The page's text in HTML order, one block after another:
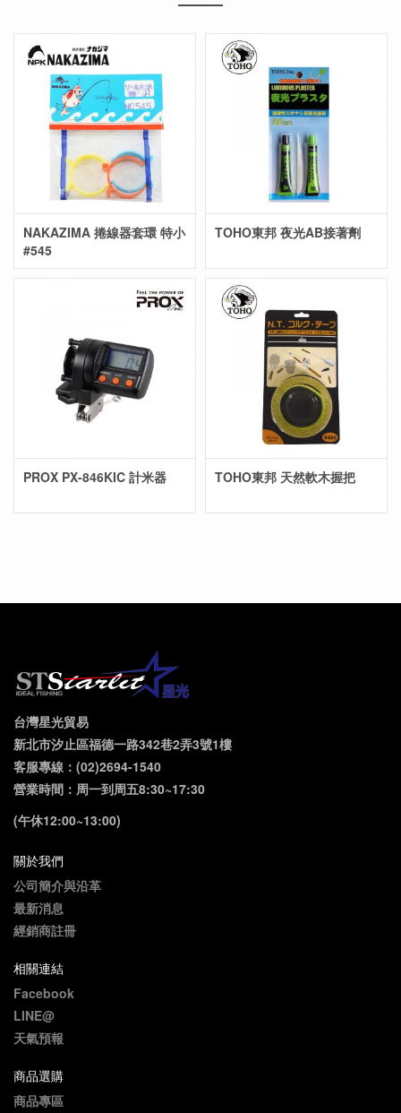
NAKAZIMA 捲線器套環 特小
#545
TOHO東邦 夜光AB接著劑
PROX PX-846KIC 計米器 TOHO東邦 天然軟木握把
台灣星光貿易
新北市汐止區福德一路342巷2弄3號1樓
客服專線：(02)2694-1540
營業時間：周一到周五8:30~17:30
(午休12:00~13:00)
關於我們
公司簡介與沿革
最新消息
經銷商註冊
相關連結
Facebook
LINE@
天氣預報
商品選購
商品專區